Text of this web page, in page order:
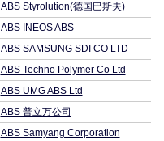
ABS Styrolution(德国巴斯夫)
ABS INEOS ABS
ABS SAMSUNG SDI CO LTD
ABS Techno Polymer Co Ltd
ABS UMG ABS Ltd
ABS 普立万公司
ABS Samyang Corporation